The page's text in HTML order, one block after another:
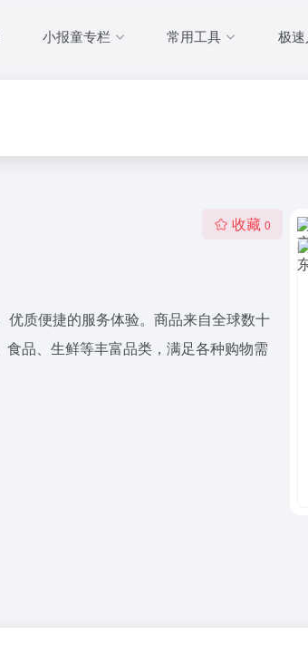
小报童专栏 常用工具 极
收藏 0
质便捷的服务体验。商品来自全球数十
品、生鲜等丰富品类，满足各种购物需